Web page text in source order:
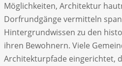
Möglichkeiten, Architektur
Dorfrundgänge vermitteln
Hintergrundwissen zu den
ihren Bewohnern. Viele
Architekturpfade eingerichtet,